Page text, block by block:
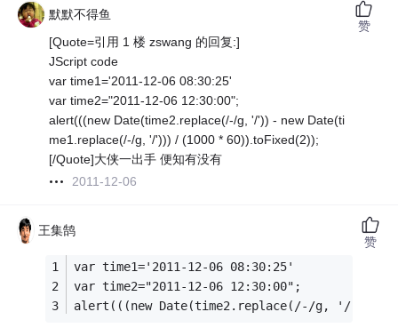
默默不得鱼
[Quote=引用 1 楼 zswang 的回复:]
JScript code
var time1='2011-12-06 08:30:25'
var time2="2011-12-06 12:30:00";
alert(((new Date(time2.replace(/-/g, '/')) - new Date(ti
me1.replace(/-/g, '/'))) / (1000 * 60)).toFixed(2));
[/Quote]大侠一出手 便知有没有
2011-12-06
赞
王集鹄
var time1='2011-12-06 08:30:25'
var time2="2011-12-06 12:30:00";
alert(((new Date(time2.replace(/-/g, '/')) -
赞